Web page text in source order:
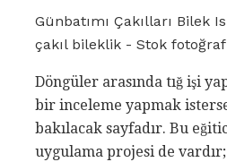
Günbatımı Çakılları Bilek
çakıl bileklik - Stok
Döngüler arasında tığ işi
bir inceleme yapmak
bakılacak sayfadır. Bu
uygulama projesi de